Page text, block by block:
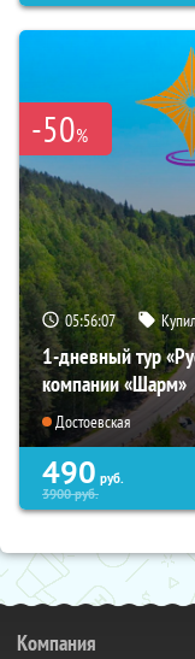
-50%
05:56:06
1-дневный тур
компании «Шарм»
Достоевская
490 руб.
3900руб.
Компания